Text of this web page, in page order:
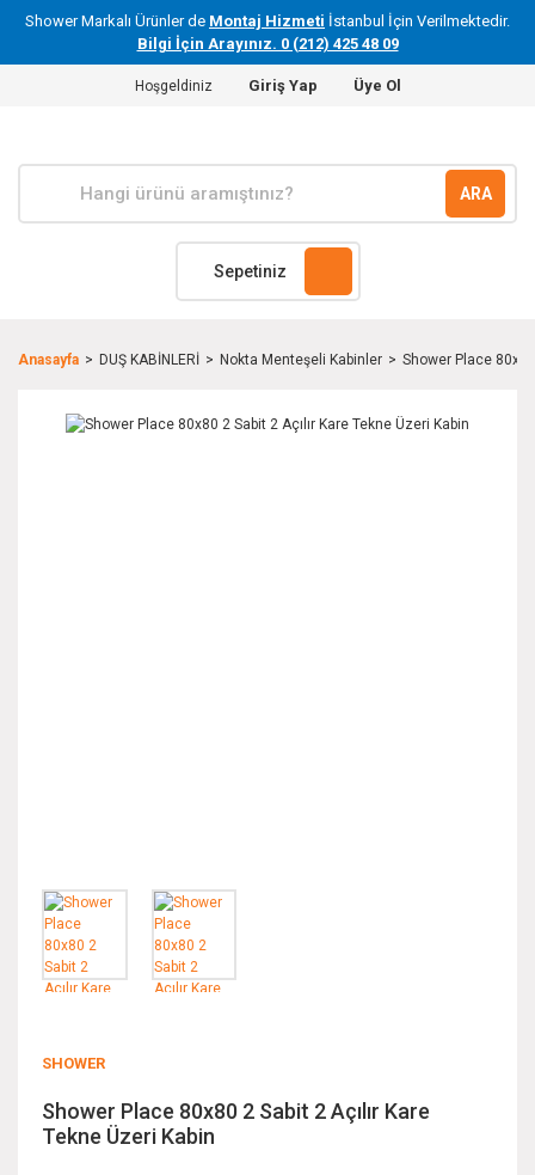
Shower Markalı Ürünler de Montaj Hizmeti İstanbul İçin Verilmektedir.
Bilgi İçin Arayınız. 0 (212) 425 48 09
Hoşgeldiniz Giriş Yap Üye Ol
ARA
Sepetiniz
Anasayfa DUŞ KABİNLERİ Nokta Menteşeli Kabinler Shower Place
SHOWER
Shower Place 80x80 2 Sabit 2 Açılır Kare
Tekne Üzeri Kabin